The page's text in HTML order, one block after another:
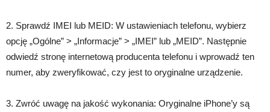
2. Sprawdź IMEI lub MEID: W ustawieniach telefonu, wybierz
opcję „Ogólne” > „Informacje” > „IMEI” lub „MEID”. Następnie
odwiedź stronę internetową producenta telefonu i wprowadź ten
numer, aby zweryfikować, czy jest to oryginalne urządzenie.
3. Zwróć uwagę na jakość wykonania: Oryginalne iPhone’y są